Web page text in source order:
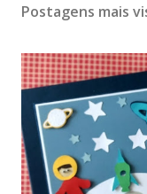
Postagens mais